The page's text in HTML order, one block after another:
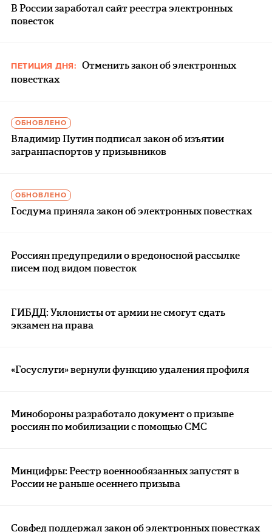
В России заработал сайт реестра электронных
повесток
ПЕТИЦИЯ ДНЯ: Отменить закон об электронных
повестках
ОБНОВЛЕНО
Владимир Путин подписал закон об изъятии
загранпаспортов у призывников
ОБНОВЛЕНО
Госдума приняла закон об электронных повестках
Россиян предупредили о вредоносной рассылке
писем под видом повесток
ГИБДД: Уклонисты от армии не смогут сдать
экзамен на права
«Госуслуги» вернули функцию удаления профиля
Минобороны разработало документ о призыве
россиян по мобилизации с помощью СМС
Минцифры: Реестр военнообязанных запустят в
России не раньше осеннего призыва
Совфед поддержал закон об электронных повестках